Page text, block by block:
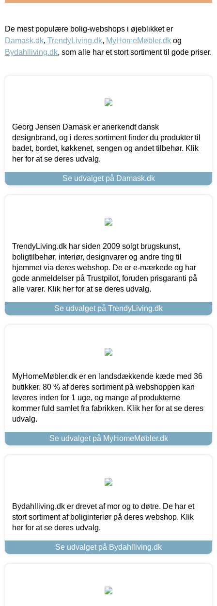
De mest populære bolig-webshops i øjeblikket er
Damask.dk, TrendyLiving.dk, MyHomeMøbler.dk og
Bydahlliving.dk, som alle har et stort sortiment til gode priser.
Georg Jensen Damask er anerkendt dansk
designbrand, og i deres sortiment finder du produkter til
badet, bordet, køkkenet, sengen og andet tilbehør. Klik
her for at se deres udvalg.
Se udvalget på Damask.dk
TrendyLiving.dk har siden 2009 solgt brugskunst,
boligtilbehør, interiør, designvarer og andre ting til
hjemmet via deres webshop. De er e-mærkede og har
gode anmeldelser på Trustpilot, foruden prisgaranti på
alle varer. Klik her for at se deres udvalg.
Se udvalget på TrendyLiving.dk
MyHomeMøbler.dk er en landsdækkende kæde med 36
butikker. 80 % af deres sortiment på webshoppen kan
leveres inden for 1 uge, og mange af produkterne
kommer fuld samlet fra fabrikken. Klik her for at se deres
udvalg.
Se udvalget på MyHomeMøbler.dk
Bydahlliving.dk er drevet af mor og to døtre. De har et
stort sortiment af boliginteriør på deres webshop. Klik
her for at se deres udvalg.
Se udvalget på Bydahlliving.dk